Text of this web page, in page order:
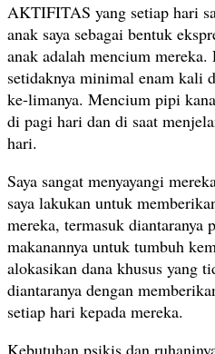
AKTIFITAS yang setiap hari
anak saya sebagai bentuk
anak adalah mencium mereka.
setidaknya minimal enam kali
ke-limanya. Mencium pipi
di pagi hari dan di saat
hari.
Saya sangat menyayangi
saya lakukan untuk
mereka, termasuk diantaranya
makanannya untuk tumbuh
alokasikan dana khusus yang
diantaranya dengan
setiap hari kepada mereka.
Kebutuhan psikis dan